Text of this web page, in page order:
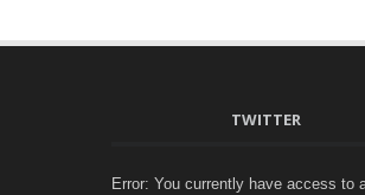
TWITTER
Error: You currently have access to